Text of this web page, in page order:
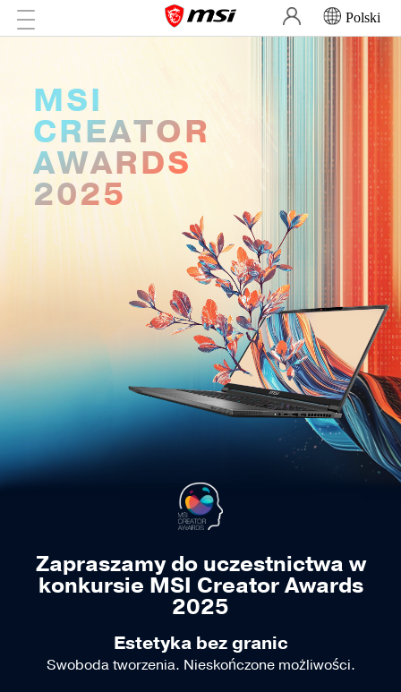
Polski
MSI
CREATOR
AWARDS
2025
Zapraszamy do uczestnictwa w
konkursie MSI Creator Awards
2025
Estetyka bez granic
Swoboda tworzenia. Nieskończone możliwości.